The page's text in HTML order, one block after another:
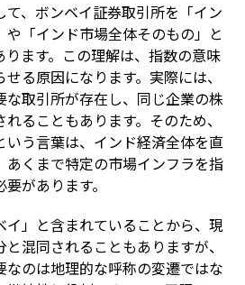
、ボンベイ証券取引所を「イン
や「インド市場全体そのもの」と
ます。この理解は、指数の意味
る原因になります。実際には、
な取引所が存在し、同じ企業の株
ることもあります。そのため、
いう言葉は、インド経済全体を直
あくまで特定の市場インフラを指
があります。
イ」と含まれていることから、現
混同されることもありますが、
のは地理的な呼称の変遷ではな